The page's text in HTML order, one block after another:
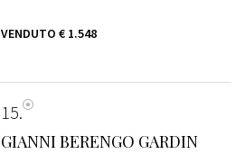
VENDUTO € 1.548
15
GIANNI BERENGO GARDIN